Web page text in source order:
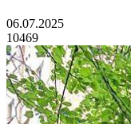
06.07.2025
10469